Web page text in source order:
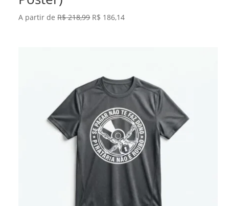
A partir deR$218,99 O
R$ 186,14O